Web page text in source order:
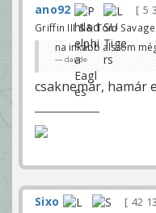
ano92 5
Griffin III && Tom
na inkább alszom
dande
csaknemár, hamár
Sixo 42